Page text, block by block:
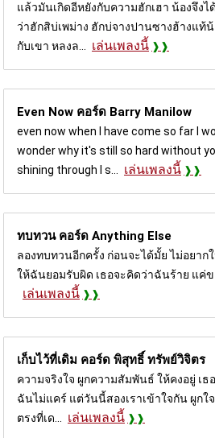
แล้วมันเกิดอีหยังกับความฮักเฮา น้องจึง
ว่าฮักสิบ่เพม่าง ฮักบ่จางปานซางฮ้างแท้
กับเขา หลงล...
เล่นเพลงนี้
Even Now คอร์ด Barry Manilow
even now when I have come so far I
wonder why it's still so hard without
shining through I s...
เล่นเพลงนี้
ทบทวน คอร์ด Anything Else
ลองทบทวนอีกครั้ง ก่อนจะได้มั้ย ไม่อยาก
ให้ฉันยอมรับผิด เธอจะคิดว่าฉันร้าย แค่ข
เล่นเพลงนี้
เก็บไว้ที่เดิม คอร์ด พิสุทธิ์ ทรัพย์วิจิตร
ความจริงใจ ผูกความสัมพันธ์ ให้คงอยู่ เ
ฉันไม่แคร์ แต่วันนี้สองเราเข้าใจกัน ผูกใ
ตรงที่เด...
เล่นเพลงนี้